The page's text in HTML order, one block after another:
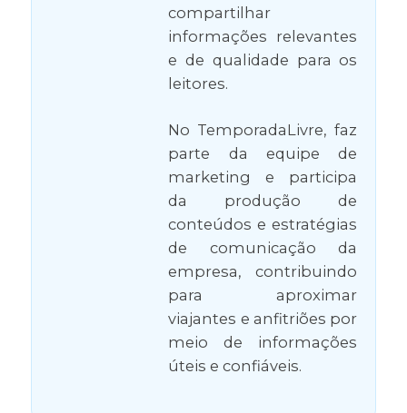
compartilhar
informações relevantes
e de qualidade para os
leitores.
No TemporadaLivre, faz
parte da equipe de
marketing e participa
da produção de
conteúdos e estratégias
de comunicação da
empresa, contribuindo
para aproximar
viajantes e anfitriões por
meio de informações
úteis e confiáveis.